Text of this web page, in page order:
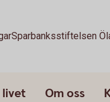
Sparbanksstiftelsen
livet Om oss